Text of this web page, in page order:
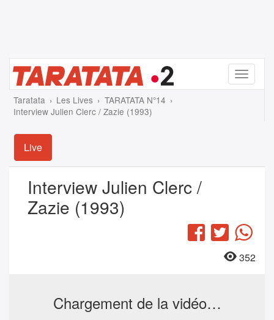
Menu
Taratata Les Lives
TARATATA N°14
Interview Julien Clerc / Zazie (1993)
Live
Interview Julien Clerc /
Zazie (1993)
Facebook
Twitter
352
Chargement de la vidéo…